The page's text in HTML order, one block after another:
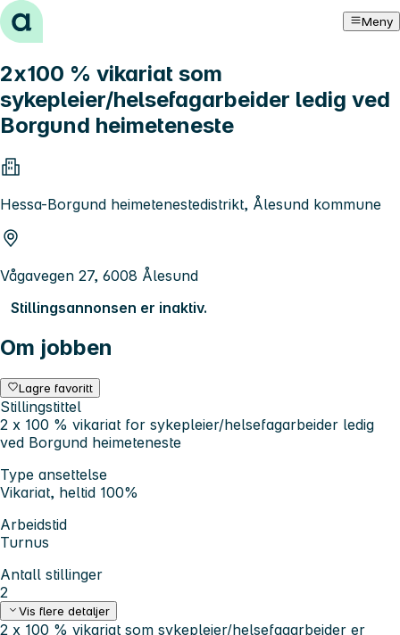
Hopp til innhold Meny
2x100 % vikariat som
sykepleier/helsefagarbeider ledig ved
Borgund heimeteneste
Hessa-Borgund heimetenestedistrikt, Ålesund kommune
Vågavegen 27, 6008 Ålesund
Stillingsannonsen er inaktiv.
Om jobben
Lagre favoritt
Stillingstittel
2 x 100 % vikariat for sykepleier/helsefagarbeider ledig
ved Borgund heimeteneste
Type ansettelse
Vikariat, heltid 100%
Arbeidstid
Turnus
Antall stillinger
2
Vis flere detaljer
2 x 100 % vikariat som sykepleier/helsefagarbeider er